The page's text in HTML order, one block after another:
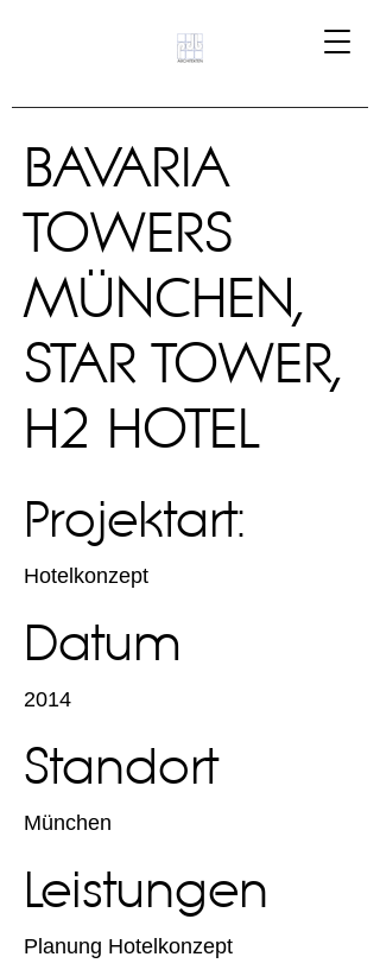
BAVARIA
TOWERS
MÜNCHEN,
STAR TOWER,
H2 HOTEL
Projektart:
Hotelkonzept
Datum
2014
Standort
München
Leistungen
Planung Hotelkonzept